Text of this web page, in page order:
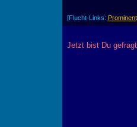
[Flucht-Links: Prominent
Jetzt bist Du